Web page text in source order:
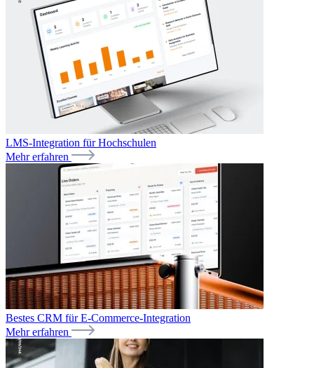
LMS-Integration für Hochschulen
Mehr erfahren
Bestes CRM für E-Commerce-Integration
Mehr erfahren